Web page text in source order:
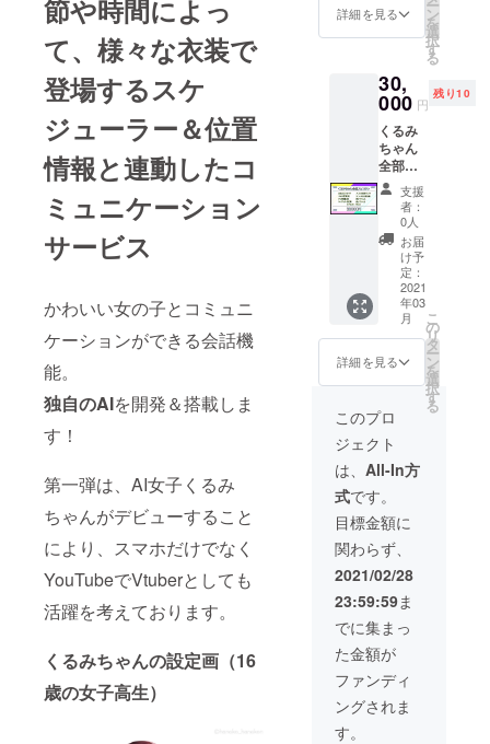
節や時間によっ
て、様々な衣装で
登場するスケ
ジューラー＆位置
情報と連動したコ
ミュニケーション
サービス
かわいい女の子とコミュニ
ケーションができる会話機
能。
独自のAIを開発＆搭載しま
す！
第一弾は、AI女子くるみ
ちゃんがデビューすること
により、スマホだけでなく
YouTubeでVtuberとしても
活躍を考えております。
くるみちゃんの設定画（16
歳の女子高生）
をご記
もニッ
クネー
可
載する
さい ※
実名で
もニッ
クネー
ムでも
可
クエス
トを承
りま
たたの
理想を
お伝え
くださ
い。 ご
支援者
様のお
名前を
アプリ
のクレ
ジット
に記名
いたし
ます ア
プリの
先行プ
レイ権
（iOS＆
Android
） アプ
リの招
待リン
ク ※特
定のイ
ラスト
レー
ターに
似せる
ことは
できま
せんの
であら
かじめ
ご了承
くださ
い。 ※
ご支援
詳細を見る ー
ン
を
選
択
す
る
30,
000 円
残り10
くるみ
ちゃん
全部入
り
（30,00
0円）
くるみ
ちゃん
の良さ
を伝え
る全部
入りの
お得
セット
です。
もちろ
んリク
エスト
イラス
トも付
いてい
ます！
【リ
ターン
の内
容】 お
礼の
メッ
セージ
カード
スマホ
壁紙
セット
（スマ
支援
者：
0人
お届
け予
定：
2021
年03
月
詳細を見る
こ
の
リ
タ
ー
ン
を
選
択
す
る
このプロ
ジェクト
は、 All-In方
式です。
目標金額に
関わらず、
2021/02/28
23:59:59ま
でに集まっ
た金額が
ファンディ
ングされま
す。